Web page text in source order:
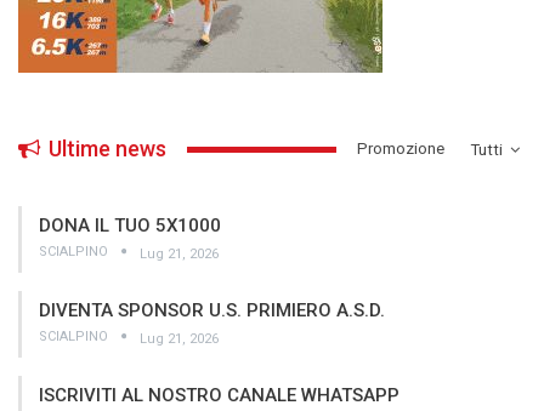
Tutti
Ultime news ­Promozione
DONA IL TUO 5X1000
SCIALPINO Lug 21, 2026
DIVENTA SPONSOR U.S. PRIMIERO A.S.D.
SCIALPINO Lug 21, 2026
ISCRIVITI AL NOSTRO CANALE WHATSAPP